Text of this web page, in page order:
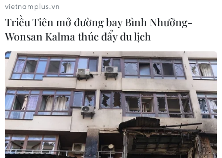
vietnamplus.vn
Triều Tiên mở đường bay Bình Nhưỡng-
Wonsan Kalma thúc đẩy du lịch